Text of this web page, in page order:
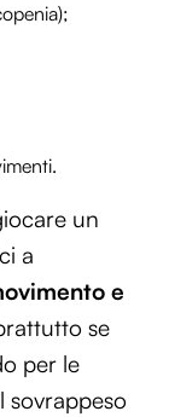
un
a
e
se
per le
sovrappeso